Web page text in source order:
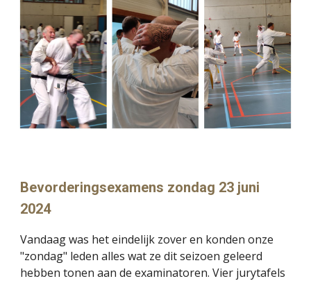
Bevorderingsexamens zondag 23 juni
2024
Vandaag was het eindelijk zover en konden onze
"zondag" leden alles wat ze dit seizoen geleerd
hebben tonen aan de examinatoren. Vier jurytafels